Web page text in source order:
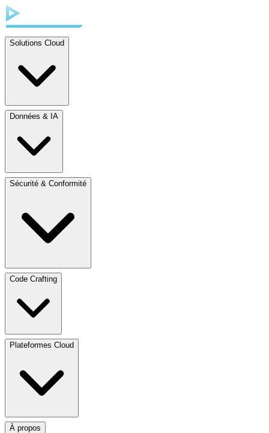
Solutions Cloud
Données & IA
Sécurité & Conformité
Code Crafting
Plateformes Cloud
À propos